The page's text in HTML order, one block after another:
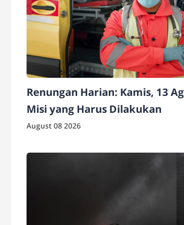
Renungan Harian: Kamis, 13
Misi yang Harus Dilakukan
August 08 2026